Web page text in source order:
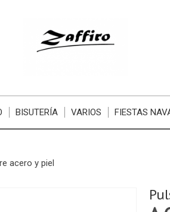
BISUTERÍA VARIOS FIESTAS
acero y piel